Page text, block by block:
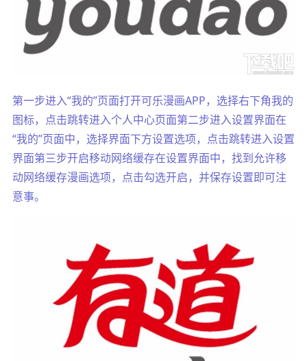
第一步进入“我的”页面打开可乐漫画APP，选择右下角我的
图标，点击跳转进入个人中心页面第二步进入设置界面在
“我的”页面中，选择界面下方设置选项，点击跳转进入设置
界面第三步开启移动网络缓存在设置界面中，找到允许移
动网络缓存漫画选项，点击勾选开启，并保存设置即可注
意事。